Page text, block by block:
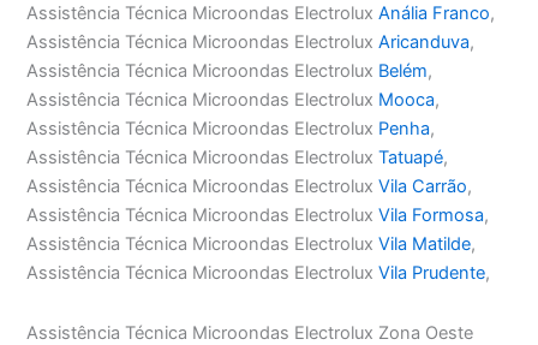
Assistência Técnica Microondas ElectroluxAnália Franco,
Assistência Técnica Microondas ElectroluxAricanduva,
Assistência Técnica Microondas Electrolux Belém,
Assistência Técnica Microondas Electrolux Mooca,
Assistência Técnica Microondas Electrolux Penha,
Assistência Técnica Microondas ElectroluxTatuapé,
Assistência Técnica Microondas ElectroluxVila Carrão,
Assistência Técnica Microondas ElectroluxVila Formosa,
Assistência Técnica Microondas ElectroluxVila Matilde,
Assistência Técnica Microondas ElectroluxVila Prudente,
Assistência Técnica Microondas Electrolux Zona Oeste